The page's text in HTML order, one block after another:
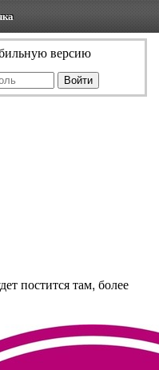
версию
постится там, более